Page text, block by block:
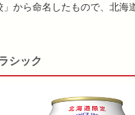
」から命名したもので、北海
シック